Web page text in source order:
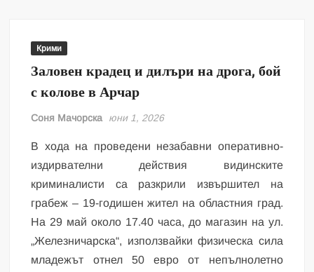
Крими
Заловен крадец и дилъри на дрога, бой
с колове в Арчар
Соня Мачорска юни 1, 2026
В хода на проведени незабавни оперативно-
издирвателни действия видинските
криминалисти са разкрили извършител на
грабеж – 19-годишен жител на областния град.
На 29 май около 17.40 часа, до магазин на ул.
„Железничарска“, използвайки физическа сила
младежът отнел 50 евро от непълнолетно